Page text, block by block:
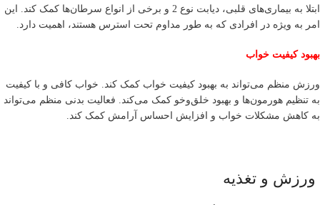
ابتلا به بیماری‌های قلبی، دیابت نوع 2 و برخی از انواع سرطان‌ها کمک کند. این
امر به ویژه در افرادی که به طور مداوم تحت استرس هستند، اهمیت دارد.
بهبود کیفیت خواب
ورزش منظم می‌تواند به بهبود کیفیت خواب کمک کند. خواب کافی و با کیفیت
به تنظیم هورمون‌ها و بهبود خلق‌وخو کمک می‌کند. فعالیت بدنی منظم می‌تواند
به کاهش مشکلات خواب و افزایش احساس آرامش کمک کند.
ورزش و تغذیه